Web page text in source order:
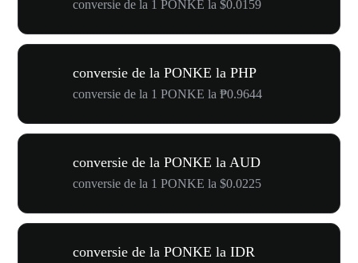
conversie de la 1 PONKE la $0.0159
conversie de la PONKE la PHP
conversie de la 1 PONKE la ₱0.9644
conversie de la PONKE la AUD
conversie de la 1 PONKE la $0.0225
conversie de la PONKE la IDR